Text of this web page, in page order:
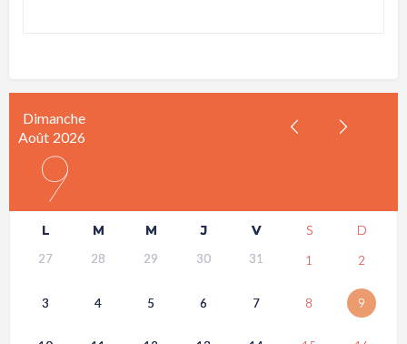
Dimanche
Août 2026
9
L M M J V S D
27 28 29 30 31 1 2
3 4 5 6 7 8 9